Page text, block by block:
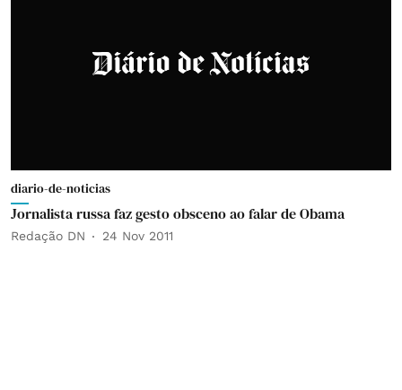
diario-de-noticias
Jornalista russa faz gesto obsceno ao falar de Obama
Redação DN 24 Nov 2011